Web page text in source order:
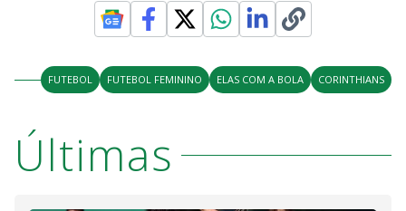
FUTEBOL FUTEBOL FEMININO ELAS COM A BOLA CORINTHIANS
Últimas